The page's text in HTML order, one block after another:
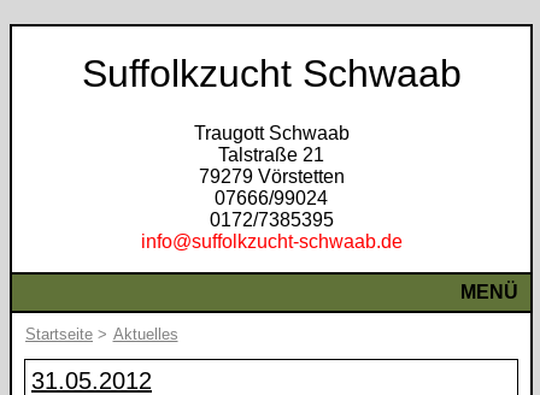
Suffolkzucht Schwaab
Traugott Schwaab
Talstraße 21
79279 Vörstetten
07666/99024
0172/7385395
info@suffolkzucht-schwaab.de
MENÜ
Startseite > Aktuelles
31.05.2012